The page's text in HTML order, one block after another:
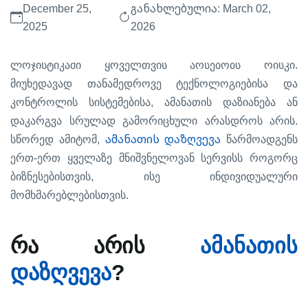
December 25,
2025
განახლებულია: March 02,
2026
ლოჯისტიკაში ყოველთვის არსებობს რისკი.
მიუხედავად თანამედროვე ტექნოლოგიებისა
და
კონტროლის
სისტემებისა, ამანათის დაზიანება
ან
დაკარგვა
სრულად გამორიცხული არასდროს არის.
სწორედ ამიტომ, ამანათის დაზღვევა წარმოადგენს
ერთ-ერთ ყველაზე მნიშვნელოვან სერვისს როგორც
ბიზნესებისთვის, ისე
ინდივიდუალური
მომხმარებლებისთვის.
რა არის
ამანათის
დაზღვევა?